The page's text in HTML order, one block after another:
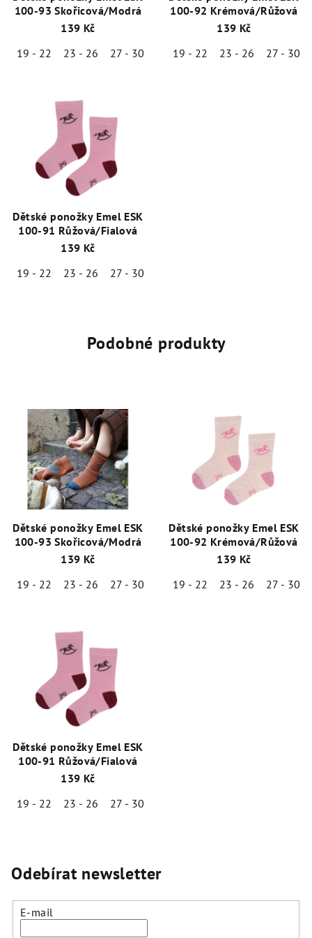
100-93 Skořicová/Modrá
139 Kč
19 - 22
23 - 26 27 - 30
100-92 Krémová/Růžová
139 Kč
19 - 22
23 - 26 27 - 30
Dětské ponožky Emel ESK
100-91 Růžová/Fialová
139 Kč
19 - 22
23 - 26 27 - 30
Podobné produkty
Dětské ponožky Emel ESK
100-93 Skořicová/Modrá
139 Kč
19 - 22
23 - 26 27 - 30
Dětské ponožky Emel ESK
100-92 Krémová/Růžová
139 Kč
19 - 22
23 - 26 27 - 30
Dětské ponožky Emel ESK
100-91 Růžová/Fialová
139 Kč
19 - 22
23 - 26 27 - 30
Odebírat newsletter
E-mail